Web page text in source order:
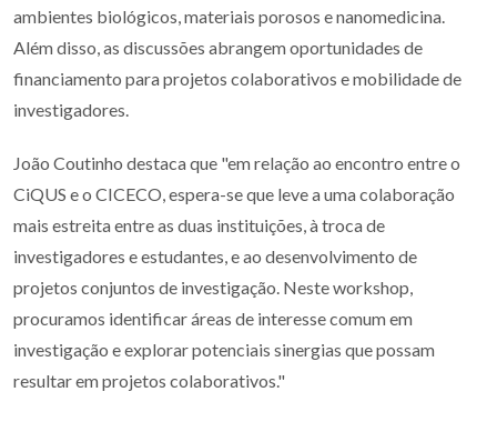
ambientes biológicos, materiais porosos e nanomedicina.
Além disso, as discussões abrangem oportunidades de
financiamento para projetos colaborativos e mobilidade de
investigadores.
João Coutinho destaca que "em relação ao encontro entre o
CiQUS e o CICECO, espera-se que leve a uma colaboração
mais estreita entre as duas instituições, à troca de
investigadores e estudantes, e ao desenvolvimento de
projetos conjuntos de investigação. Neste workshop,
procuramos identificar áreas de interesse comum em
investigação e explorar potenciais sinergias que possam
resultar em projetos colaborativos."